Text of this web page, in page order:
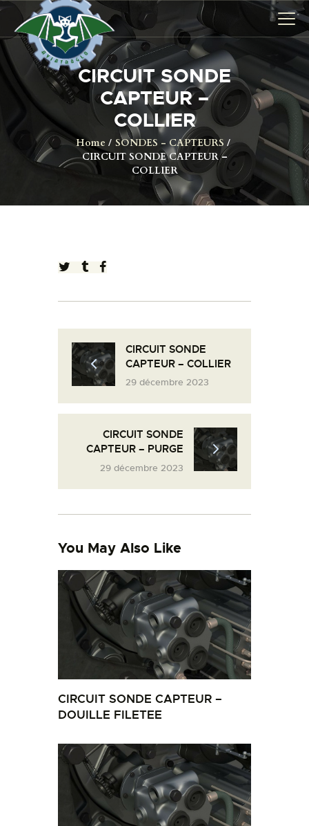
CIRCUIT SONDE
CAPTEUR –
COLLIER
Home
SONDES - CAPTEURS
CIRCUIT SONDE CAPTEUR –
COLLIER
AVIONS
CATALOGUE FW 190
ASSOCIATION
PROJET FUSELAGE
FW190
EXPOS / ÉVÉNEMENTS
PALOTTE
AGO
L’ATELIER DE L’AIR
LA SNCAC
PROJET ATELIER DE
L’AIR 606
LA PISTE D’ENVOL
CIRCUIT SONDE
CAPTEUR – COLLIER
29 décembre 2023
CIRCUIT SONDE
CAPTEUR – PURGE
29 décembre 2023
You May Also Like
CIRCUIT SONDE CAPTEUR –
DOUILLE FILETEE